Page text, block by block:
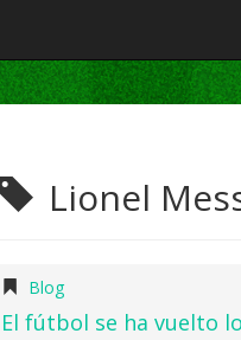
Lionel
Blog
El fútbol se ha vuelto